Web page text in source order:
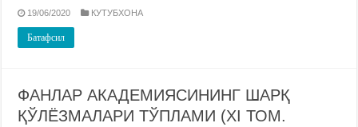
19/06/2020 КУТУБХОНА
Батафсил
ФАНЛАР АКАДЕМИЯСИНИНГ ШАРҚ
ҚЎЛЁЗМАЛАРИ ТЎПЛАМИ (XI ТОМ.